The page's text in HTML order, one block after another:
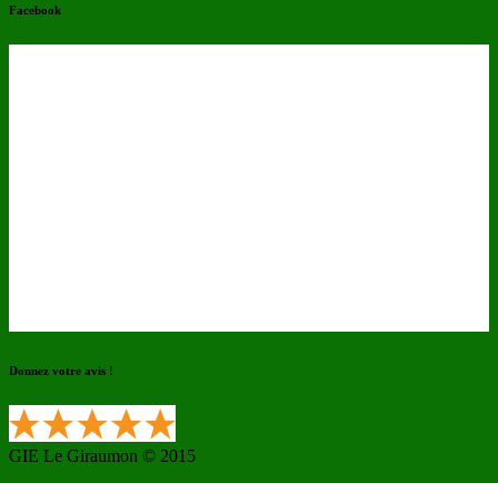
Facebook
Donnez votre avis !
GIE Le Giraumon © 2015